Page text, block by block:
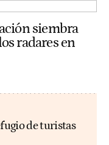
siembra
radares en
de turistas